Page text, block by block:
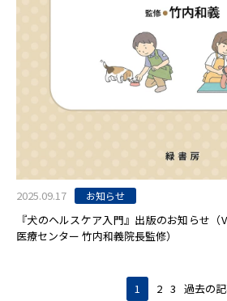
2025.09.17 お知らせ
『犬のヘルスケア入門』出版のお知らせ（
医療センター 竹内和義院長監修）
1 2 3 過去の